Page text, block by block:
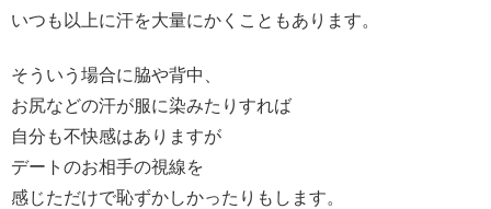
いつも以上に汗を大量にかくこともあります。
そういう場合に脇や背中、
お尻などの汗が服に染みたりすれば
自分も不快感はありますが
デートのお相手の視線を
感じただけで恥ずかしかったりもします。